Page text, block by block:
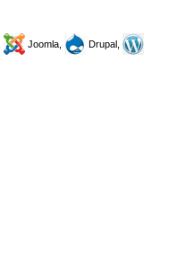
Joomla,
Drupal,